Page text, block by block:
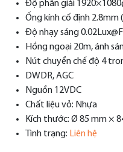
Độ phân giải
Ống kính cố định 2.8mm
Độ nhạy sáng
Hồng ngoại 20m, ánh
Nút chuyển chế độ 4
DWDR, AGC
Nguồn 12VDC
Chất liệu vỏ: Nhựa
Kích thước: Ø 85 mm ×
Tình trạng: Liên hệ